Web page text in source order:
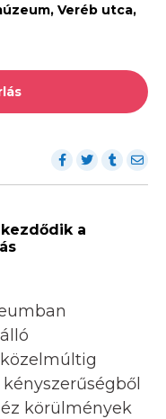
Veréb utca,
a
körülmények